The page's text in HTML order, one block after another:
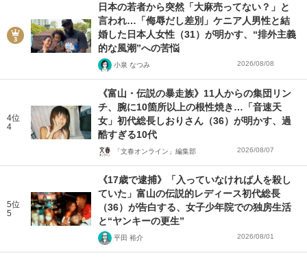
日本の若者から突然「大麻売ってない？」と
言われ…「侮辱だし差別」ケニア人男性と結
婚した日本人女性（31）が明かす、“排外主義
的な風潮”への苦悩
小泉 なつみ 2026/08/08
4位
4
《富山・伝説の暴走族》11人からの集団リン
チ、腕に10箇所以上の根性焼き…「音速天
女」初代総長しおりさん（36）が明かす、過
酷すぎる10代
「文春オンライン」編集部 2026/08/07
5位
5
《17歳で逮捕》「入っていなければ人を殺し
ていた」富山の伝説的レディース初代総長
（36）が告白する、女子少年院での独房生活
と“ヤンキーの更生”
平田 裕介 2026/08/01